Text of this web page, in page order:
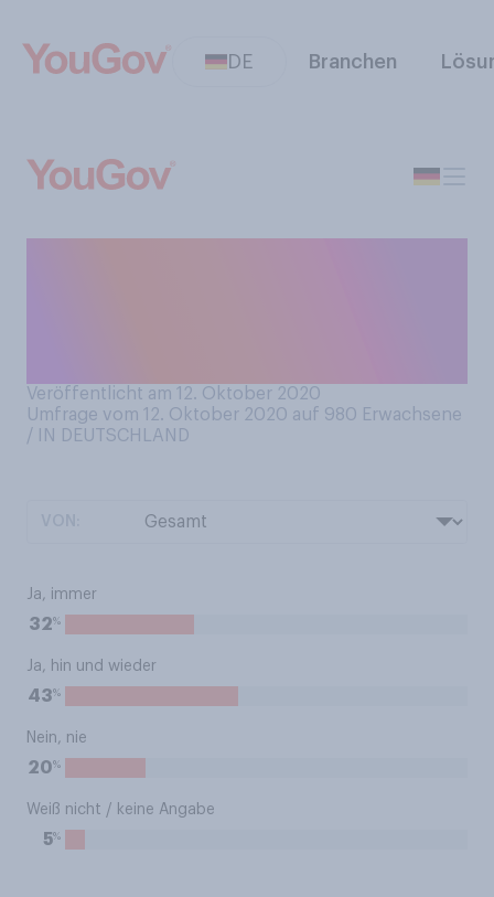
DE Branchen
Veröffentlicht am 12. Oktober 2020
Umfrage vom 12. Oktober 2020 auf 980 Erwachsene
/ IN DEUTSCHLAND
Ja, immer
32%
Ja, hin und wieder
43%
Nein, nie
20%
Weiß nicht / keine Angabe
5%